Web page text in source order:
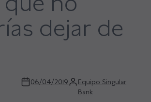
dejar de
06/04/2019
Equipo Singular
Bank